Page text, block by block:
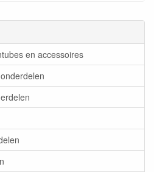
en accessoires